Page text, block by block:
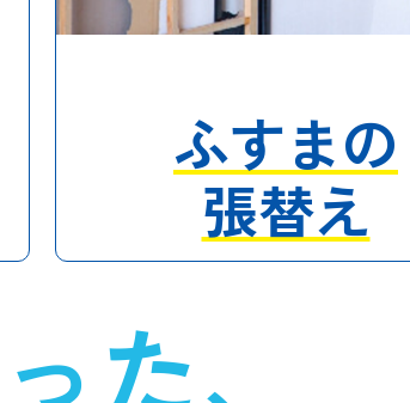
ふすまの
張替え
た、